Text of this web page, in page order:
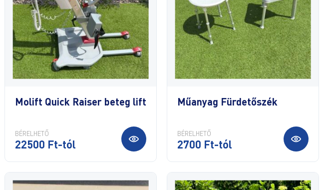
Molift Quick Raiser beteg lift
BÉRELHETŐ
22500 Ft-tól
Műanyag Fürdetőszék
BÉRELHETŐ
2700 Ft-tól